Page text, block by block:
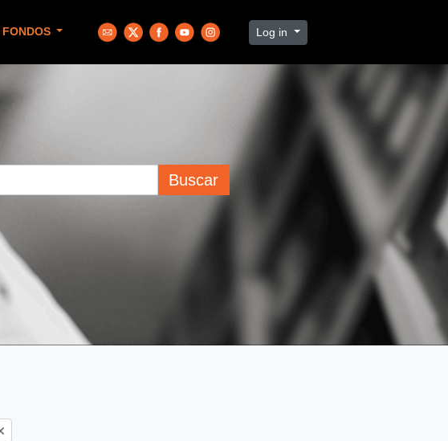
FONDOS Log in
Buscar